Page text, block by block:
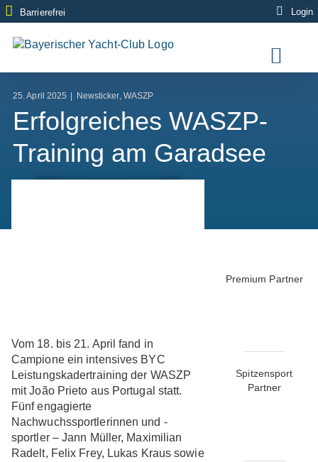
Zum
Inhalt
springen
Barrierefrei Login
25. April 2025 Newsticker, WASZP
Erfolgreiches WASZP-
Training am Garadsee
Vom 18. bis 21. April fand in
Campione ein intensives BYC
Leistungskadertraining der WASZP
mit João Prieto aus Portugal statt.
Fünf engagierte
Nachwuchssportlerinnen und -
sportler – Jann Müller, Maximilian
Radelt, Felix Frey, Lukas Kraus sowie
Premium Partner
Spitzensport
Partner